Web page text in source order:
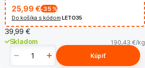
25,99 €-35%
Do košíka s kódom LETO35
39,99 €
Skladom 190,43 €/kg
Kúpiť